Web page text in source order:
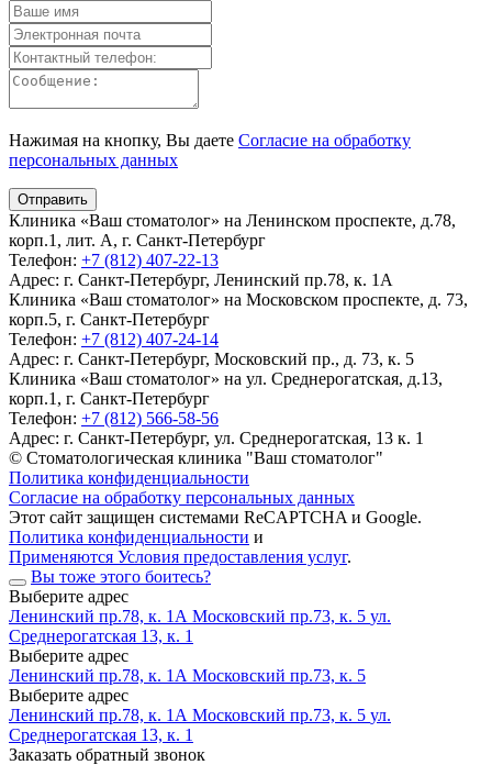
Нажимая на кнопку, Вы даете Согласие на обработку
персональных данных
Клиника «Ваш стоматолог» на Ленинском проспекте, д.78,
корп.1, лит. А, г. Санкт-Петербург
Телефон: +7 (812) 407-22-13
Адрес: г. Санкт-Петербург, Ленинский пр.78, к. 1А
Клиника «Ваш стоматолог» на Московском проспекте, д. 73,
корп.5, г. Санкт-Петербург
Телефон: +7 (812) 407-24-14
Адрес: г. Санкт-Петербург, Московский пр., д. 73, к. 5
Клиника «Ваш стоматолог» на ул. Среднерогатская, д.13,
корп.1, г. Санкт-Петербург
Телефон: +7 (812) 566-58-56
Адрес: г. Санкт-Петербург, ул. Среднерогатская, 13 к. 1
© Стоматологическая клиника "Ваш стоматолог"
Политика конфиденциальности
Согласие на обработку персональных данных
Этот сайт защищен системами ReCAPTCHA и Google.
Политика конфиденциальности и
Применяются Условия предоставления услуг.
Вы тоже этого боитесь?
Выберите адрес
Ленинский пр.78, к. 1А Московский пр.73, к. 5 ул.
Среднерогатская 13, к. 1
Выберите адрес
Ленинский пр.78, к. 1А Московский пр.73, к. 5
Выберите адрес
Ленинский пр.78, к. 1А Московский пр.73, к. 5 ул.
Среднерогатская 13, к. 1
Заказать обратный звонок